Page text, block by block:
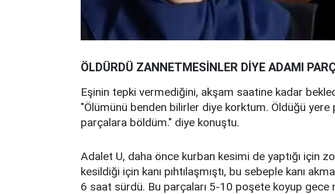
ÖLDÜRDÜ ZANNETMESİNLER DİYE ADAMI
Eşinin tepki vermediğini, akşam saatine kadar
"Ölümünü benden bilirler diye korktum. Öldüğü
parçalara böldüm." diye konuştu.
Adalet U, daha önce kurban kesimi de yaptığı için
kesildiği için kanı pıhtılaşmıştı, bu sebeple kanı
6 saat sürdü. Bu parçaları 5-10 poşete koyup